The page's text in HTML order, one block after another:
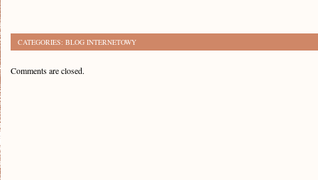
CATEGORIES: BLOG INTERNETOWY
Comments are closed.